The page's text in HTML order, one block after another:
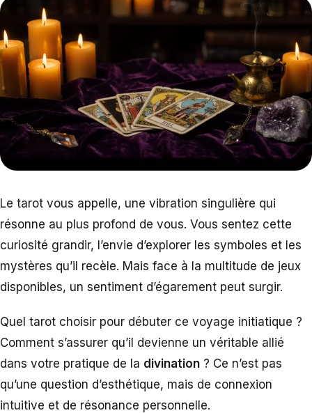
Le tarot vous appelle, une vibration singulière qui
résonne au plus profond de vous. Vous sentez cette
curiosité grandir, l’envie d’explorer les symboles et les
mystères qu’il recèle. Mais face à la multitude de jeux
disponibles, un sentiment d’égarement peut surgir.
Quel tarot choisir pour débuter ce voyage initiatique ?
Comment s’assurer qu’il devienne un véritable allié
dans votre pratique de la divination ? Ce n’est pas
qu’une question d’esthétique, mais de connexion
intuitive et de résonance personnelle.